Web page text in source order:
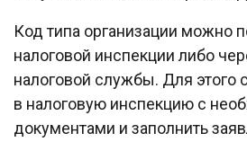
Код типа организации можно
налоговой инспекции либо
налоговой службы. Для этого
в налоговую инспекцию с
документами и заполнить